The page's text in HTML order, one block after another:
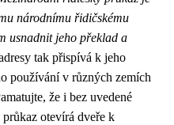
národnímu řidičskému
usnadnit jeho překlad a
tak přispívá k jeho
používání v různých zemích
že i bez uvedené
otevírá dveře k